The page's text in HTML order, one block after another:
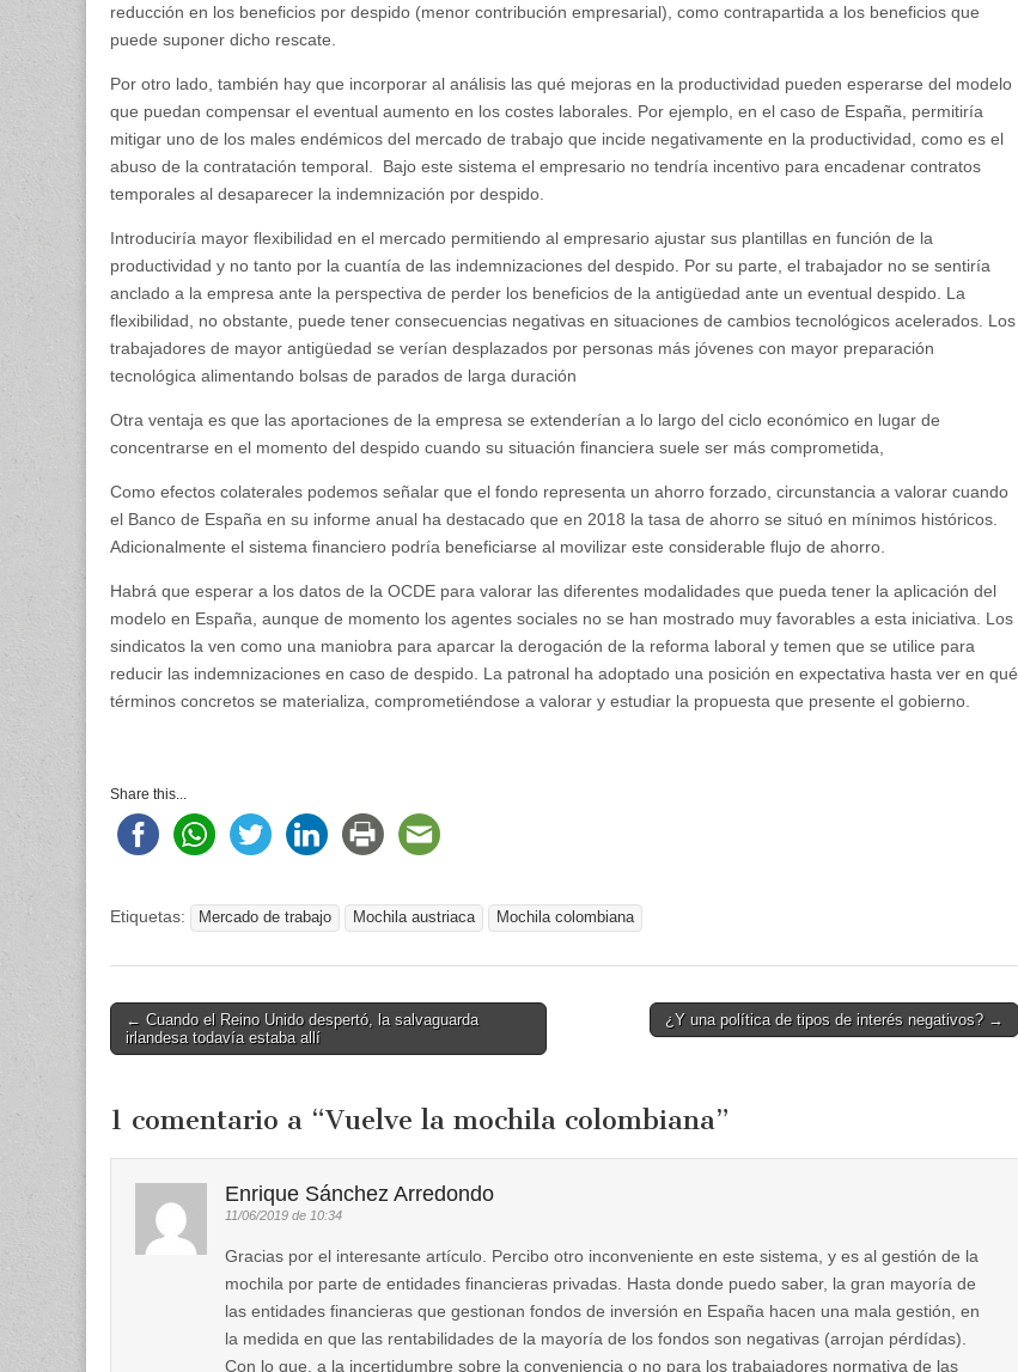
reducción en los beneficios por despido (menor contribución empresarial), como contrapartida a los beneficios que
puede suponer dicho rescate.
Por otro lado, también hay que incorporar al análisis las qué mejoras en la productividad pueden esperarse del modelo
que puedan compensar el eventual aumento en los costes laborales. Por ejemplo, en el caso de España, permitiría
mitigar uno de los males endémicos del mercado de trabajo que incide negativamente en la productividad, como es el
abuso de la contratación temporal. Bajo este sistema el empresario no tendría incentivo para encadenar contratos
temporales al desaparecer la indemnización por despido.
Introduciría mayor flexibilidad en el mercado permitiendo al empresario ajustar sus plantillas en función de la
productividad y no tanto por la cuantía de las indemnizaciones del despido. Por su parte, el trabajador no se sentiría
anclado a la empresa ante la perspectiva de perder los beneficios de la antigüedad ante un eventual despido. La
flexibilidad, no obstante, puede tener consecuencias negativas en situaciones de cambios tecnológicos acelerados. Los
trabajadores de mayor antigüedad se verían desplazados por personas más jóvenes con mayor preparación
tecnológica alimentando bolsas de parados de larga duración
Otra ventaja es que las aportaciones de la empresa se extenderían a lo largo del ciclo económico en lugar de
concentrarse en el momento del despido cuando su situación financiera suele ser más comprometida,
Como efectos colaterales podemos señalar que el fondo representa un ahorro forzado, circunstancia a valorar cuando
el Banco de España en su informe anual ha destacado que en 2018 la tasa de ahorro se situó en mínimos históricos.
Adicionalmente el sistema financiero podría beneficiarse al movilizar este considerable flujo de ahorro.
Habrá que esperar a los datos de la OCDE para valorar las diferentes modalidades que pueda tener la aplicación del
modelo en España, aunque de momento los agentes sociales no se han mostrado muy favorables a esta iniciativa. Los
sindicatos la ven como una maniobra para aparcar la derogación de la reforma laboral y temen que se utilice para
reducir las indemnizaciones en caso de despido. La patronal ha adoptado una posición en expectativa hasta ver en qué
términos concretos se materializa, comprometiéndose a valorar y estudiar la propuesta que presente el gobierno.
Share this...
Etiquetas: Mercado de trabajo Mochila austriaca Mochila colombiana
Post
navigation
← Cuando el Reino Unido despertó, la salvaguarda
irlandesa todavía estaba allí
¿Y una política de tipos de interés negativos? →
1 comentario a “Vuelve la mochila colombiana”
Enrique Sánchez Arredondo
11/06/2019 de 10:34
Gracias por el interesante artículo. Percibo otro inconveniente en este sistema, y es al gestión de la
mochila por parte de entidades financieras privadas. Hasta donde puedo saber, la gran mayoría de
las entidades financieras que gestionan fondos de inversión en España hacen una mala gestión, en
la medida en que las rentabilidades de la mayoría de los fondos son negativas (arrojan pérdídas).
Con lo que, a la incertidumbre sobre la conveniencia o no para los trabajadores normativa de las